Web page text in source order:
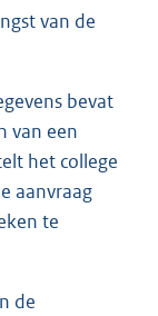
van de
bevat
van een
het college
aanvraag
te
de